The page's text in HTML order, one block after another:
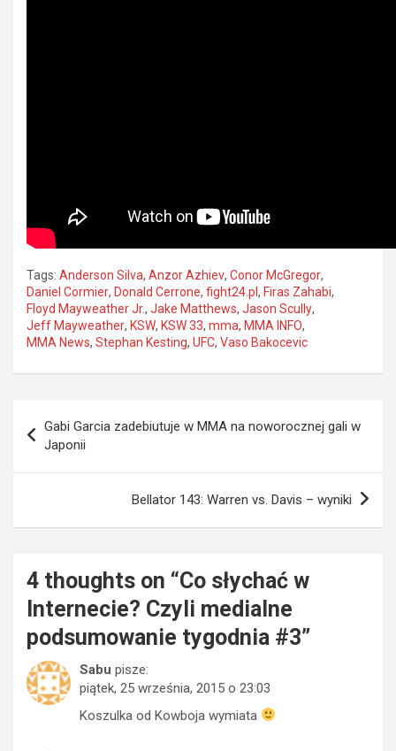
Tags: Anderson Silva, Anzor Azhiev, Conor McGregor,
Daniel Cormier, Donald Cerrone, fight24.pl , Firas Zahabi,
Floyd Mayweather Jr., Jake Matthews, Jason Scully,
Jeff Mayweather, KSW, KSW 33, mma, MMA INFO,
MMA News, Stephan Kesting, UFC, Vaso Bakocevic
wpisu
Gabi Garcia zadebiutuje w MMA na noworocznej gali w
Japonii
Bellator 143: Warren vs. Davis – wyniki
4 thoughts on “Co słychać w
Internecie? Czyli medialne
podsumowanie tygodnia #3”
Sabu pisze:
piątek, 25 września, 2015 o 23:03
Koszulka od Kowboja wymiata